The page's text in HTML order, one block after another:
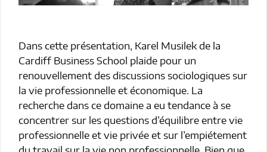
Dans cette présentation, Karel Musilek de la
Cardiff Business School plaide pour un
renouvellement des discussions sociologiques sur
la vie professionnelle et économique. La
recherche dans ce domaine a eu tendance à se
concentrer sur les questions d’équilibre entre vie
professionnelle et vie privée et sur l’empiétement